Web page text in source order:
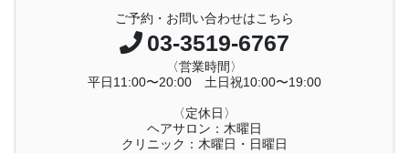
ご予約・お問い合わせはこちら
03-3519-6767
〈営業時間〉
平日11:00〜20:00 土日祝10:00〜19:00
〈定休日〉
ヘアサロン：木曜日
クリニック：木曜日・日曜日